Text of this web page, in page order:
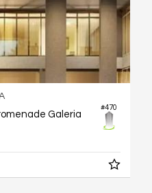
#470
Galeria